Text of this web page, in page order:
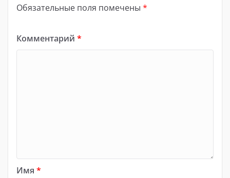
Обязательные поля помечены *
Комментарий *
Имя *